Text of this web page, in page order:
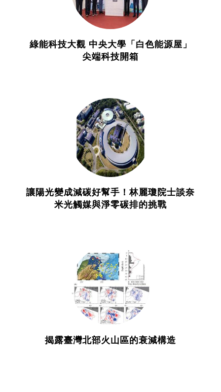
綠能科技大觀 中央大學「白色能源屋」
尖端科技開箱
讓陽光變成減碳好幫手！林麗瓊院士談奈
米光觸媒與淨零碳排的挑戰
揭露臺灣北部火山區的衰減構造